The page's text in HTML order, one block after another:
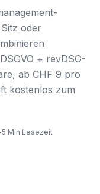
oder
+ revDSG-
ab CHF 9 pro
kostenlos zum
Min Lesezeit